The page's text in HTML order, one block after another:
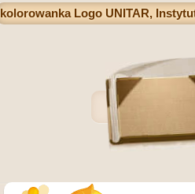
kolorowanka Logo UNITAR,